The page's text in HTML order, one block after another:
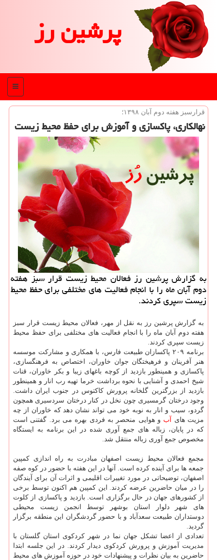
پرشین رز
منو
قرارسبز هفته دوم آبان ۱۳۹۸؛
نهالكاری، پاكسازی و آموزش برای حفظ محیط زیست
به گزارش پرشین رز فعالان محیط زیست قرار سبز هفته
دوم آبان ماه را با انجام فعالیت های مختلفی برای حفظ محیط
زیست سپری كردند.
به گزارش پرشین رز به نقل از مهر، فعالان محیط زیست قرار سبز
هفته دوم آبان ماه را با انجام فعالیت های مختلفی برای حفظ محیط
زیست سپری كردند.
برنامه ۲۰۹ پاكسازان طبیعت فارس، با همكاری و مشاركت موسسه
هنر آفرینان و فرهیختگان جوان خاوران، اختصاص به فرهنگسازی،
پاكسازی و همینطور بازدید از كوچه باغهای زیبا و بكر خاوران، قنات
شیخ احمدی و آشنایی با نحوه برداشت خرما تهیه رب انار و همینطور
بازدید از بزرگترین گلخانه پرورش كاكتوس در جنوب ایران داشت.
وجود درختان گرمسیری چون نخل در كنار درختان سردسیری همچون
گردو، سیب و انار به نوبه خود می تواند نشان دهد كه خاوران از چه
مزیت های آب و هوایی منحصر به فردی بهره می برد. گفتنی است
كه در پایان، زباله های جمع آوری شده در این برنامه به ایستگاه
مخصوص جمع آوری زباله منتقل شد.
مجمع فعالان محیط زیست اصفهان مبادرت به راه اندازی كمپین
جمعه ها برای آینده كرده است. آنها در این هفته با حضور در كوه صفه
اصفهان، توضیحاتی در مورد تغییرات اقلیمی و اثرات آن برای آیندگان
را در میان حاضرین عرضه كردند. این كمپین هم اكنون توسط برخی
از كشورهای جهان در حال برگزاری است. بازدید و پاكسازی از كلوت
های شهر دلوار استان بوشهر توسط انجمن زیست محیطی
دوستداران طبیعت سعدآباد و با حضور گردشگران این منطقه برگزار
گردید.
تعدادی از اعضا تشكل جهان نما در شهر كردكوی استان گلستان با
مدیریت آموزش و پرورش كردكوی دیدار كردند. در این جلسه ابتدا
حاضرین به بیان نظرات و پیشنهادات خود در حوزه آموزش های محیط